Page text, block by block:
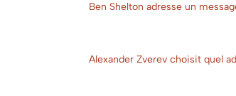
Ben Shelton adresse un
Alexander Zverev choisit quel